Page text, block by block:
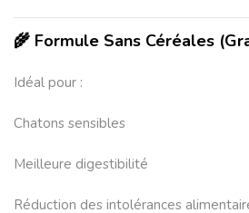
🌾 Formule Sans Céréales
Idéal pour :
Chatons sensibles
Meilleure digestibilité
Réduction des intolérances